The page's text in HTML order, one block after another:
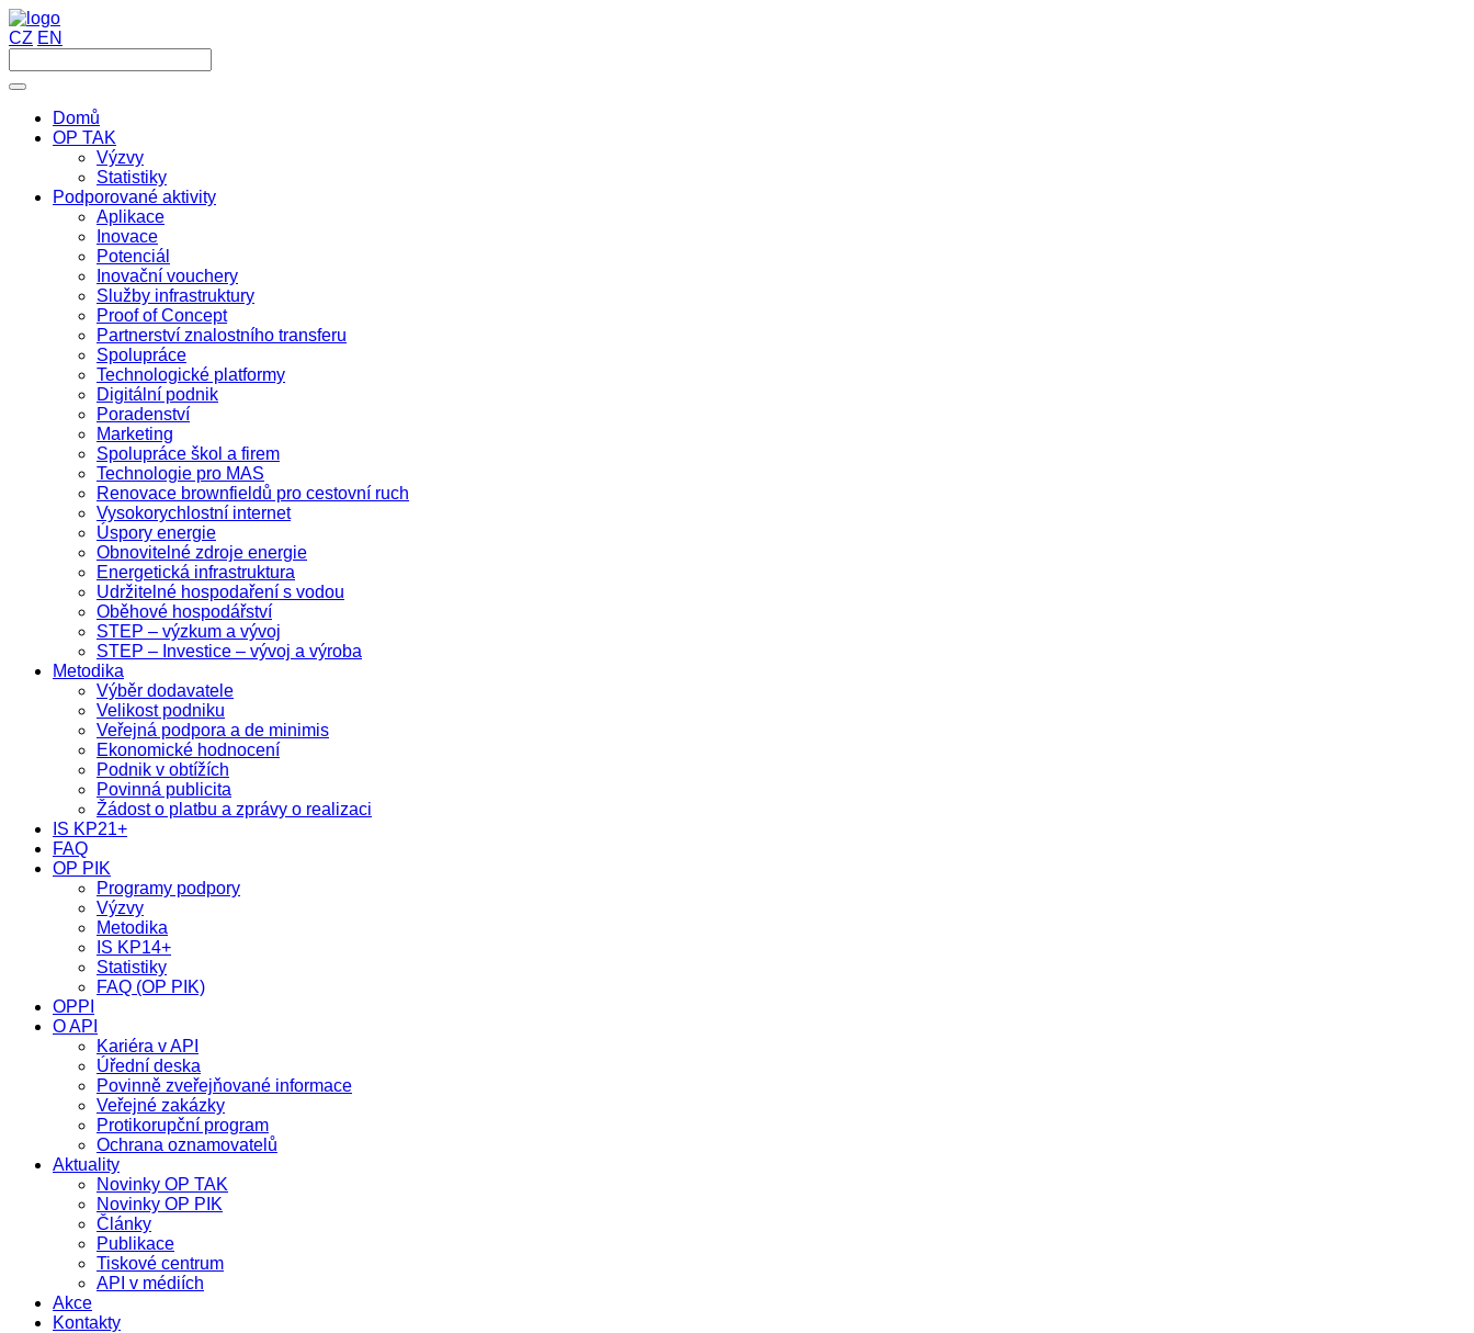
CZ EN
Domů
OP TAK
Výzvy
Statistiky
Podporované aktivity
Aplikace
Inovace
Potenciál
Inovační vouchery
Služby infrastruktury
Proof of Concept
Partnerství znalostního transferu
Spolupráce
Technologické platformy
Digitální podnik
Poradenství
Marketing
Spolupráce škol a firem
Technologie pro MAS
Renovace brownfieldů pro cestovní ruch
Vysokorychlostní internet
Úspory energie
Obnovitelné zdroje energie
Energetická infrastruktura
Udržitelné hospodaření s vodou
Oběhové hospodářství
STEP – výzkum a vývoj
STEP – Investice – vývoj a výroba
Metodika
Výběr dodavatele
Velikost podniku
Veřejná podpora a de minimis
Ekonomické hodnocení
Podnik v obtížích
Povinná publicita
Žádost o platbu a zprávy o realizaci
IS KP21+
FAQ
OP PIK
Programy podpory
Výzvy
Metodika
IS KP14+
Statistiky
FAQ (OP PIK)
OPPI
O API
Kariéra v API
Úřední deska
Povinně zveřejňované informace
Veřejné zakázky
Protikorupční program
Ochrana oznamovatelů
Aktuality
Novinky OP TAK
Novinky OP PIK
Články
Publikace
Tiskové centrum
API v médiích
Akce
Kontakty